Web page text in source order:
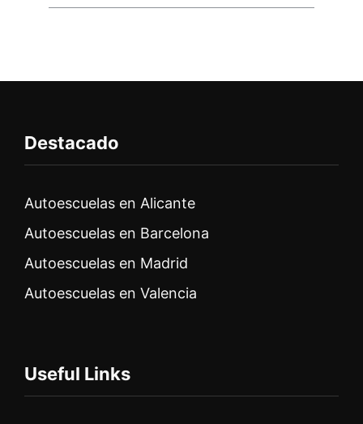
Destacado
Autoescuelas en Alicante
Autoescuelas en Barcelona
Autoescuelas en Madrid
Autoescuelas en Valencia
Useful Links